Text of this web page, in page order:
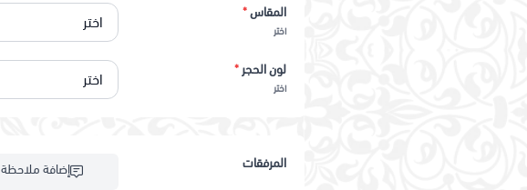
المقاس*
اختر
لون الحجر*
اختر
المرفقات إضافة ملاحظة